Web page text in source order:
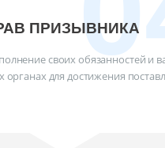
ПРИЗЫВНИКА
своих обязанностей и
органах для достижения